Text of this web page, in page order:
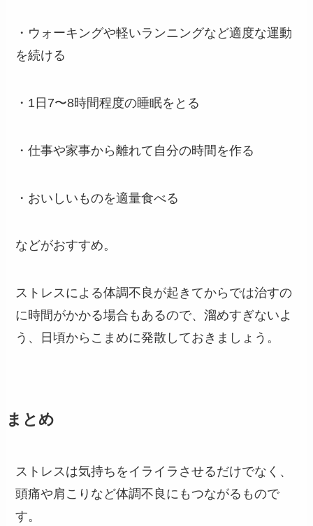
・ウォーキングや軽いランニングなど適度な運動
を続ける
・1日7〜8時間程度の睡眠をとる
・仕事や家事から離れて自分の時間を作る
・おいしいものを適量食べる
などがおすすめ。
ストレスによる体調不良が起きてからでは治すの
に時間がかかる場合もあるので、溜めすぎないよ
う、日頃からこまめに発散しておきましょう。
まとめ
ストレスは気持ちをイライラさせるだけでなく、
頭痛や肩こりなど体調不良にもつながるもので
す。